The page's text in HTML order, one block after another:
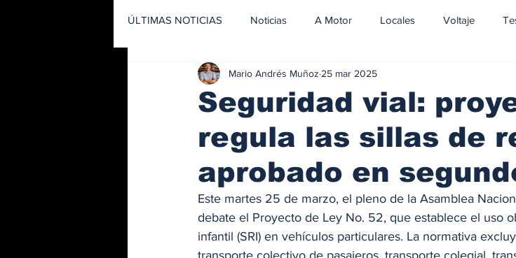
ÚLTIMAS NOTICIAS Noticias A Motor Locales Voltaje
Seguridad vial:
regula las sillas de
aprobado en
Mario Andrés Muñoz 25 mar 2025
Este martes 25 de marzo, el pleno de la Asamblea
debate el Proyecto de Ley No. 52, que establece el uso
infantil (SRI) en vehículos particulares. La normativa
transporte colectivo de pasajeros, transporte colegial,